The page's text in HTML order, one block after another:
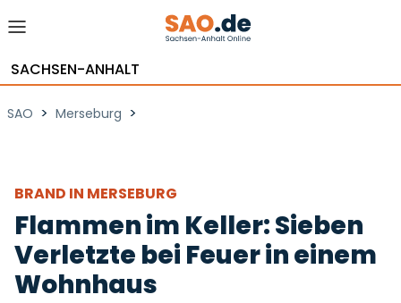
SACHSEN-ANHALT
SAO > Merseburg >
BRAND IN MERSEBURG
Flammen im Keller: Sieben
Verletzte bei Feuer in einem
Wohnhaus